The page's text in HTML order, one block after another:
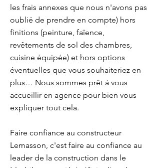
les frais annexes que nous n'avons pas
oublié de prendre en compte) hors
finitions (peinture, faïence,
revêtements de sol des chambres,
cuisine équipée) et hors options
éventuelles que vous souhaiteriez en
plus… Nous sommes prêt à vous
accueillir en agence pour bien vous
expliquer tout cela.
Faire confiance au constructeur
Lemasson, c'est faire au confiance au
leader de la construction dans le